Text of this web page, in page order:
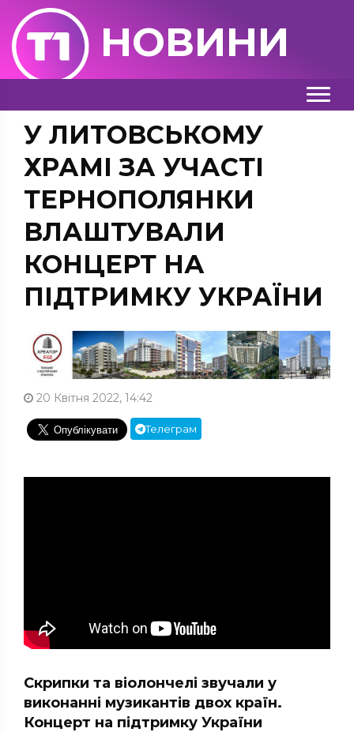
НОВИНИ
У ЛИТОВСЬКОМУ
ХРАМІ ЗА УЧАСТІ
ТЕРНОПОЛЯНКИ
ВЛАШТУВАЛИ
КОНЦЕРТ НА
ПІДТРИМКУ УКРАЇНИ
20 Квітня 2022, 14:42
Телеграм
Скрипки та віолончелі звучали у
виконанні музикантів двох країн.
Концерт на підтримку України